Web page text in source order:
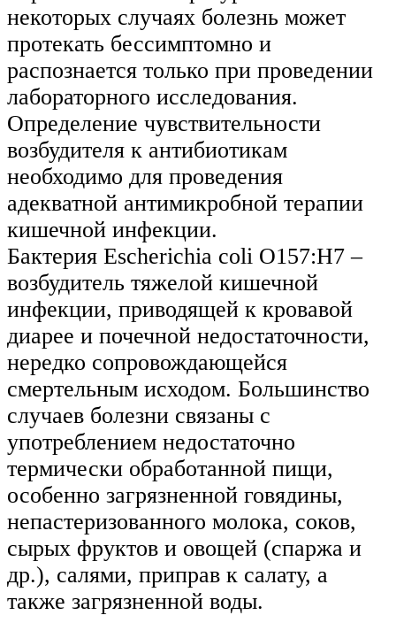
некоторых случаях болезнь может
протекать бессимптомно и
распознается только при проведении
лабораторного исследования.
Определение чувствительности
возбудителя к антибиотикам
необходимо для проведения
адекватной антимикробной терапии
кишечной инфекции.
Бактерия Escherichia coli O157:H7 –
возбудитель тяжелой кишечной
инфекции, приводящей к кровавой
диарее и почечной недостаточности,
нередко сопровождающейся
смертельным исходом. Большинство
случаев болезни связаны с
употреблением недостаточно
термически обработанной пищи,
особенно загрязненной говядины,
непастеризованного молока, соков,
сырых фруктов и овощей (спаржа и
др.), салями, приправ к салату, а
также загрязненной воды.